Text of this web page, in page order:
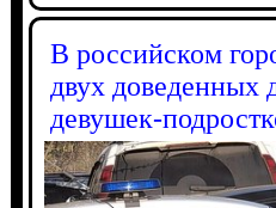
В российском
двух доведенных
девушек-